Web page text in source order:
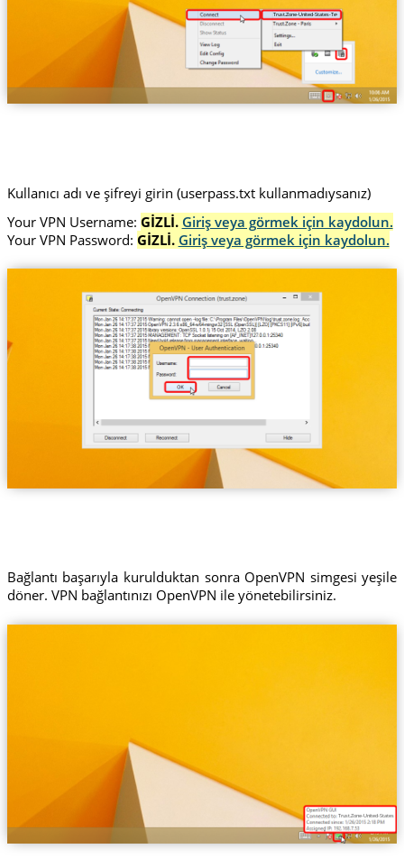
Trust.Zone-United-States-Texas
Kullanıcı adı ve şifreyi girin (userpass.txt kullanmadıysanız)
Your VPN Username: GİZLİ. Giriş veya görmek için kaydolun.
Your VPN Password: GİZLİ. Giriş veya görmek için kaydolun.
Bağlantı başarıyla kurulduktan sonra OpenVPN simgesi yeşile
döner. VPN bağlantınızı OpenVPN ile yönetebilirsiniz.
Trust.Zone-United-States-